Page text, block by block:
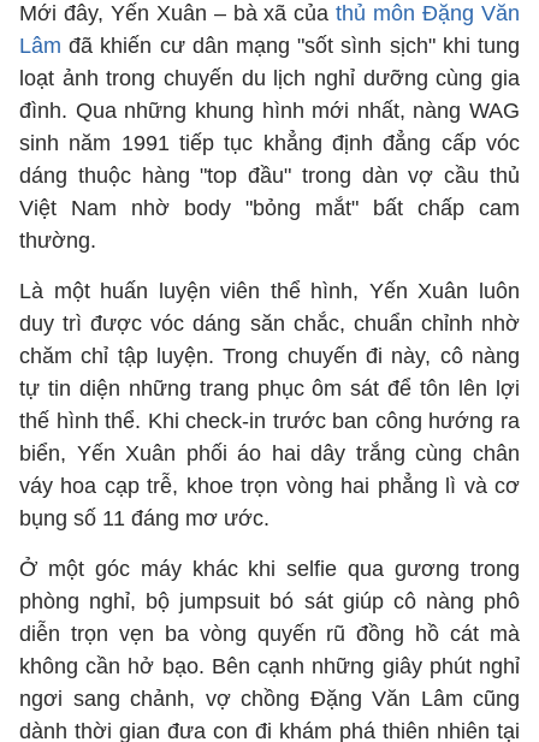
Mới đây, Yến Xuân – bà xã củathủ môn Đặng Văn
Lâm đã khiến cư dân mạng "sốt sình sịch" khi tung
loạt ảnh trong chuyến du lịch nghỉ dưỡng cùng gia
đình. Qua những khung hình mới nhất, nàng WAG
sinh năm 1991 tiếp tục khẳng định đẳng cấp vóc
dáng thuộc hàng "top đầu" trong dàn vợ cầu thủ
Việt Nam nhờ body "bỏng mắt" bất chấp cam
thường.
Là một huấn luyện viên thể hình, Yến Xuân luôn
duy trì được vóc dáng săn chắc, chuẩn chỉnh nhờ
chăm chỉ tập luyện. Trong chuyến đi này, cô nàng
tự tin diện những trang phục ôm sát để tôn lên lợi
thế hình thể. Khi check-in trước ban công hướng ra
biển, Yến Xuân phối áo hai dây trắng cùng chân
váy hoa cạp trễ, khoe trọn vòng hai phẳng lì và cơ
bụng số 11 đáng mơ ước.
Ở một góc máy khác khi selfie qua gương trong
phòng nghỉ, bộ jumpsuit bó sát giúp cô nàng phô
diễn trọn vẹn ba vòng quyến rũ đồng hồ cát mà
không cần hở bạo. Bên cạnh những giây phút nghỉ
ngơi sang chảnh, vợ chồng Đặng Văn Lâm cũng
dành thời gian đưa con đi khám phá thiên nhiên tại